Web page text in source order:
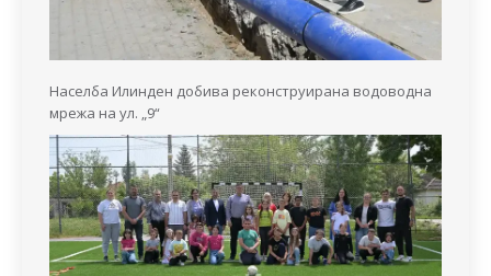
Населба Илинден добива реконструирана водоводна
мрежа на ул. „9“